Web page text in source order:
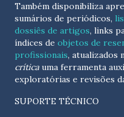
Também disponibiliza
sumários de periódicos,
dossiês de artigos, links
índices de objetos de
profissionais, atualizados
críticauma ferramenta
exploratórias e revisões
SUPORTE TÉCNICO